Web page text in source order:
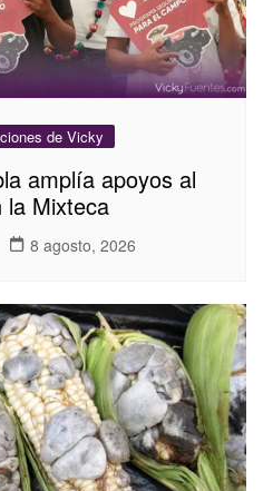
de Vicky
amplía apoyos al
la Mixteca
8 agosto, 2026